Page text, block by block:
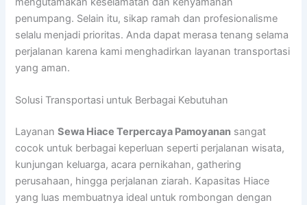
penumpang. Selain itu, sikap ramah dan profesionalisme
selalu menjadi prioritas. Anda dapat merasa tenang selama
perjalanan karena kami menghadirkan layanan transportasi
yang aman.
Solusi Transportasi untuk Berbagai Kebutuhan
LayananSewa Hiace Terpercaya Pamoyanan sangat
cocok untuk berbagai keperluan seperti perjalanan wisata,
kunjungan keluarga, acara pernikahan, gathering
perusahaan, hingga perjalanan ziarah. Kapasitas Hiace
yang luas membuatnya ideal untuk rombongan dengan